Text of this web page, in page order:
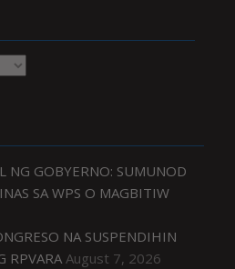
NG GOBYERNO: SUMUNOD
SA WPS O MAGBITIW
NA SUSPENDIHIN
RPVARA August 7, 2026